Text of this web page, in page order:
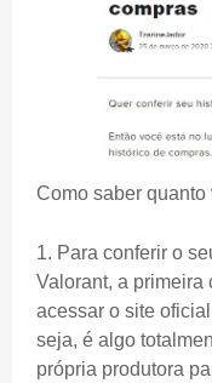
Como saber
1. Para conferir o
Valorant, a primeira
acessar o site
seja, é algo
própria produtora